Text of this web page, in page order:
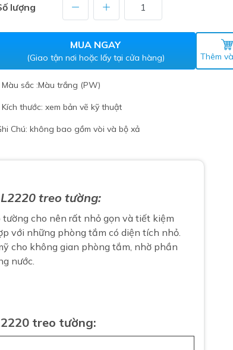
Vật tư
Máy nước nóng gián tiếp
nhà trọ giá rẻ
vệ sinh chính hãng
nóng năng lượng
vệ sinh cao cấp
lượng
MUA NGAY
(Giao tận nơi hoặc lấy tại cửa hàng) Thêm
Màu sắc :Màu trắng (PW)
thước: xem bản vẽ kỹ thuật
Chú: không bao gồm vòi và bộ xả
treo tường:
cho nên rất nhỏ gọn và tiết kiệm
với những phòng tắm có diện tích nhỏ.
cho không gian phòng tắm, nhờ phần
nước.
treo tường: